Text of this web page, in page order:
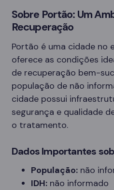
Sobre Portão: Um
Recuperação
Portão é uma cidade no
oferece as condições
de recuperação bem-
população de não
cidade possui
segurança e qualidade
o tratamento.
Dados Importantes
População: não
IDH: não informado